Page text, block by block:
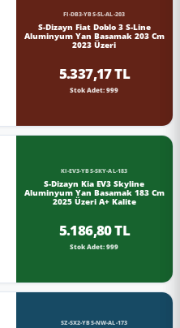
FI-DB3-YBS-SL-AL-203
S-Dizayn Fiat Doblo 3 S-Line
Aluminyum Yan Basamak 203 Cm
2023 Üzeri
5.337,17 TL
Stok Adet: 999
KI-EV3-YBS-SKY-AL-183
S-Dizayn Kia EV3 Skyline
Aluminyum Yan Basamak 183 Cm
2025 Üzeri A+ Kalite
5.186,80 TL
Stok Adet: 999
SZ-SX2-YBS-NW-AL-173